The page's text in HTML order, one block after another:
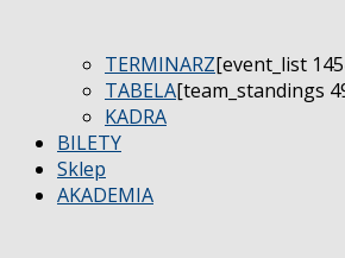
TERMINARZ[event_list
TABELA[team_standings
KADRA
BILETY
Sklep
AKADEMIA